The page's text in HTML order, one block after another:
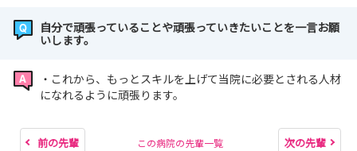
・令和8年10月31日（土）
【提出書類】
免許取得予定者：卒業見込み証明書及び成績証明書
🌷採用試験の10日前までに必着🌷
自分で頑張っていることや頑張っていきたいことを一言お願
いします。
・これから、もっとスキルを上げて当院に必要とされる人材
になれるように頑張ります。
前の先輩 この病院の先輩一覧 次の先輩